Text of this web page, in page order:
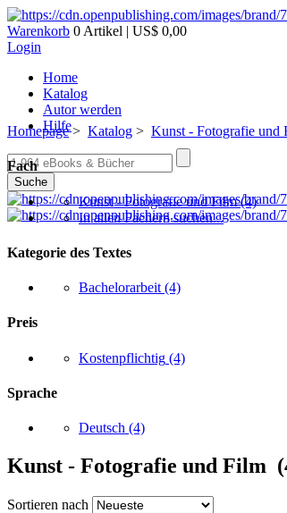
Warenkorb 0 Artikel | US$ 0,00
Login
Home
Katalog
Autor werden
Hilfe
Suche
Homepage> Katalog > Kunst - Fotografie und
Fach
Kunst - Fotografie und Film (4)
In allen Fächern suchen...
Kategorie des Textes
Bachelorarbeit (4)
Preis
Kostenpflichtig (4)
Sprache
Deutsch (4)
Kunst - Fotografie und Film
Sortieren nach